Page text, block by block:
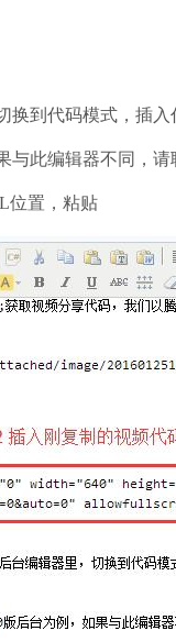
换到代码模式，插入
此编辑器不同，请
位置，粘贴